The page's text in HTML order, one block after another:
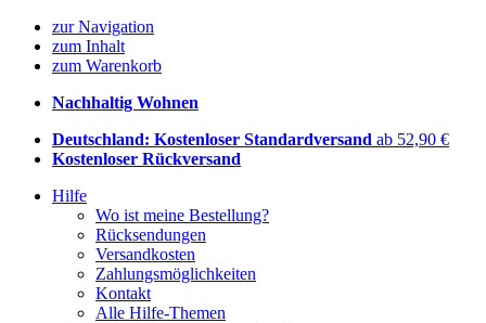
zur Navigation
zum Inhalt
zum Warenkorb
Nachhaltig Wohnen
Deutschland: Kostenloser Standardversand ab 52,90 €
Kostenloser Rückversand
Hilfe
Wo ist meine Bestellung?
Rücksendungen
Versandkosten
Zahlungsmöglichkeiten
Kontakt
Alle Hilfe-Themen